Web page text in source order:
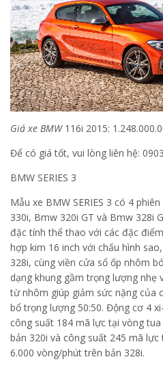
Giá xe BMW116i 2015:
Để có giá tốt, vui lòng liên hệ:
BMW SERIES 3
Mẫu xe BMW SERIES 3 có 4
330i, Bmw 320i GT và Bmw 328i
đặc tính thể thao với các đặc
hợp kim 16 inch với chấu hình
328i, cùng viền cửa sổ ốp nhôm
dạng khung gầm trọng lượng nhẹ
từ nhôm giúp giảm sức nặng của
bổ trọng lượng 50:50. Động cơ 4
công suất 184 mã lực tại vòng
bản 320i và công suất 245 mã
6.000 vòng/phút trên bản 328i.